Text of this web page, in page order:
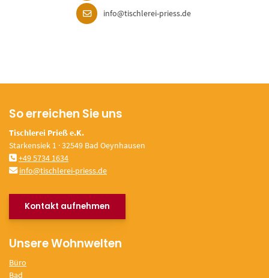
info@tischlerei-priess.de
So erreichen Sie uns
Tischlerei Prieß e.K.
Starkensiek 1 · 32549 Bad Oeynhausen
+49 5734 1634
info@tischlerei-priess.de
Kontakt aufnehmen
Unsere Wohnwelten
Büro
Bad